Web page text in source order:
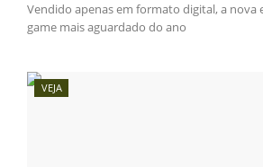
Vendido apenas em formato digital, a nova
game mais aguardado do ano
VEJA